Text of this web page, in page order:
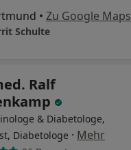
• Zu Google Maps
Schulte
Ralf
& Diabetologe,
Diabetologe · Mehr